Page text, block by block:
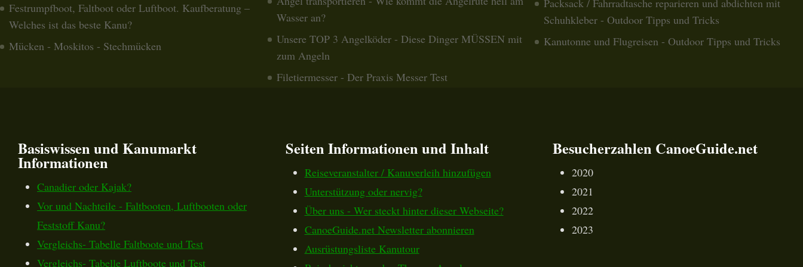
Festrumpfboot, Faltboot oder Luftboot. Kaufberatung –
Welches ist das beste Kanu?
Mücken - Moskitos - Stechmücken
Wasser an?
Unsere TOP 3 Angelköder - Diese Dinger MÜSSEN mit
zum Angeln
Filetiermesser - Der Praxis Messer Test
Schuhkleber - Outdoor Tipps und Tricks
Kanutonne und Flugreisen - Outdoor Tipps und Tricks
Basiswissen und Kanumarkt
Informationen
Canadier oder Kajak?
Vor und Nachteile - Faltbooten, Luftbooten oder
Feststoff Kanu?
Vergleichs- Tabelle Faltboote und Test
Vergleichs- Tabelle Luftboote und Test
Seiten Informationen und Inhalt
Reiseveranstalter / Kanuverleih hinzufügen
Unterstützung oder nervig?
Über uns - Wer steckt hinter dieser Webseite?
CanoeGuide.net Newsletter abonnieren
Ausrüstungsliste Kanutour
Besucherzahlen CanoeGuide.net
2020
2021
2022
2023